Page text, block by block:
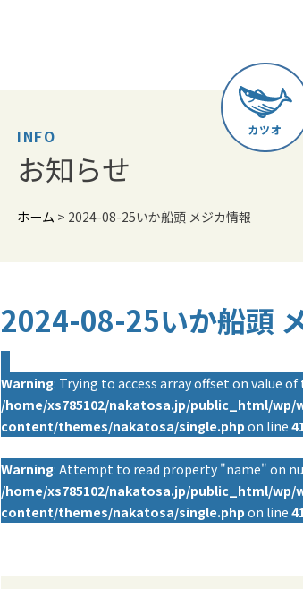
カツオ
INFO
お知らせ
ホーム > 2024-08-25いか船頭 メジカ情報
2024-08-25いか船頭
Warning: Trying to access array offset on value
/home/xs785102/nakatosa.jp/public_html/wp/
content/themes/nakatosa/single.php on line
Warning: Attempt to read property "name" on
/home/xs785102/nakatosa.jp/public_html/wp/
content/themes/nakatosa/single.php on line